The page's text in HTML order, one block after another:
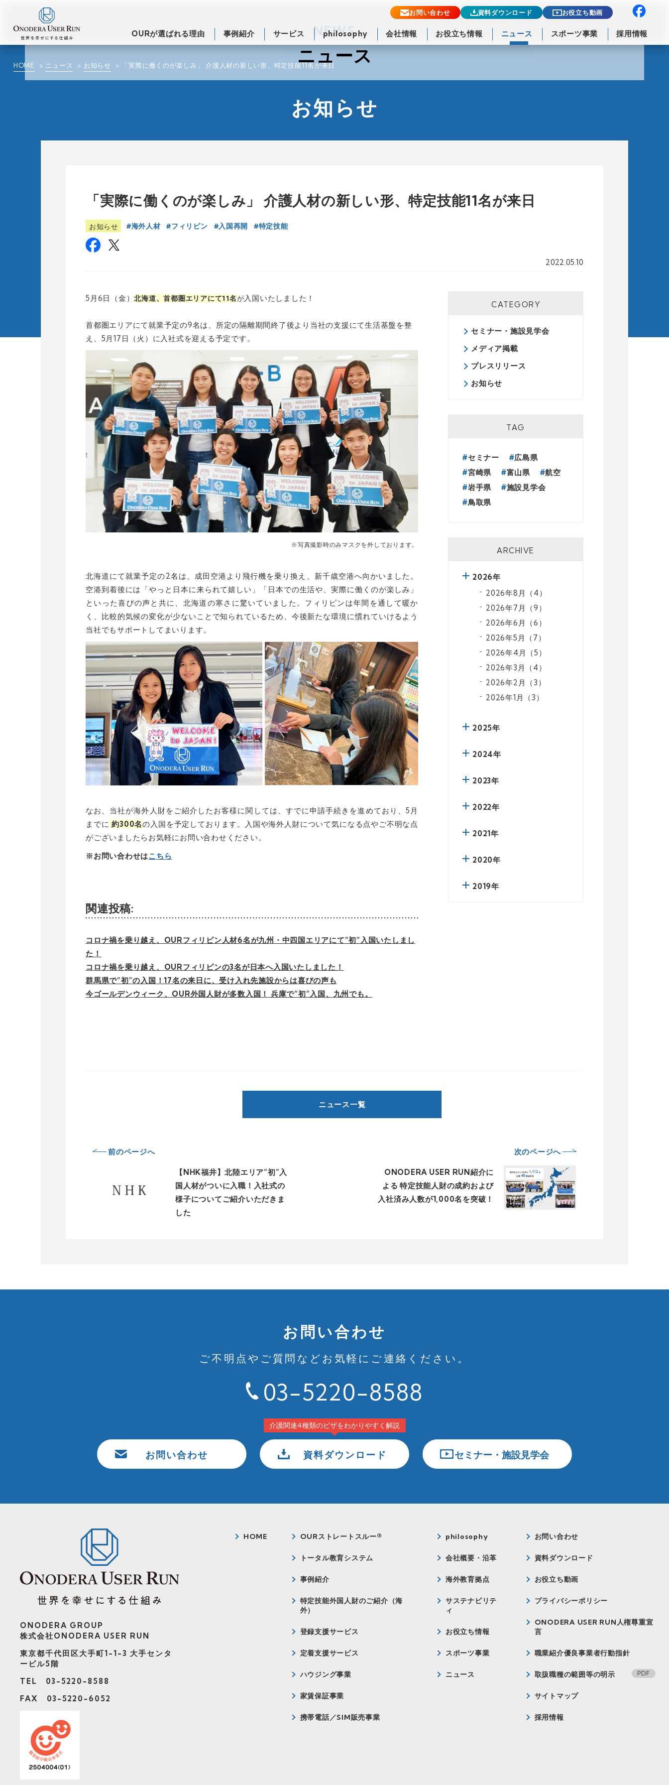
OURが選ばれる理由 事例紹介 サービス philosophy 会社情報 お役立ち情報 ニュース スポーツ事業 採用情報
お問い合わせ 資料ダウンロード お役立ち動画
NEWS
ニュース
HOME ニュース お知らせ 「実際に働くのが楽しみ」 介護人材の新しい形、特定技能11名が来日
お知らせ
「実際に働くのが楽しみ」 介護人材の新しい形、特定技能11名が来日
お知らせ 海外人材 フィリピン 入国再開 特定技能
2022.05.10
5月6日（金）北海道、首都圏エリアにて11名が入国いたしました！
首都圏エリアにて就業予定の9名は、所定の隔離期間終了後より当社の支援にて生活基盤を整
え、5月17日（火）に入社式を迎える予定です。
※写真撮影時のみマスクを外しております。
北海道にて就業予定の2名は、成田空港より飛行機を乗り換え、新千歳空港へ向かいました。
空港到着後には「やっと日本に来られて嬉しい」「日本での生活や、実際に働くのが楽しみ」
といった喜びの声と共に、北海道の寒さに驚いていました。フィリピンは年間を通して暖か
く、比較的気候の変化が少ないことで知られているため、今後新たな環境に慣れていけるよう
当社でもサポートしてまいります。
なお、当社が海外人財をご紹介したお客様に関しては、 すでに申請手続きを進めており、5月
までに 約300名の入国を予定しております。入国や海外人財について気になる点やご不明な点
がございましたら お気軽にお問い合わせください。
※お問い合わせはこちら
関連投稿:
コロナ禍を乗り越え、OURフィリピン人材6名が九州・中四国エリアにて”初”入国いたしまし
た！
コロナ禍を乗り越え、OURフィリピンの3名が日本へ入国いたしました！
群馬県で”初”の入国！17名の来日に、受け入れ先施設からは喜びの声も
今ゴールデンウィーク、OUR外国人財が多数入国！ 兵庫で“初”入国、九州でも。
CATEGORY
セミナー・施設見学会
メディア掲載
プレスリリース
お知らせ
TAG
セミナー
広島県
宮崎県
富山県
航空
岩手県
施設見学会
鳥取県
ARCHIVE
2026年
2026年8月（4）
2026年7月（9）
2026年6月（6）
2026年5月（7）
2026年4月（5）
2026年3月（4）
2026年2月（3）
2026年1月（3）
2025年
2024年
2023年
2022年
2021年
2020年
2019年
ニュース一覧
前のページへ
【NHK福井】北陸エリア”初”入
国人材がついに入職！入社式の
様子についてご紹介いただきま
した
次のページへ
ONODERA USER RUN紹介に
よる 特定技能人財の成約および
入社済み人数が1,000名を突破！
お問い合わせ
ご不明点やご質問など お気軽にご連絡ください。
03-5220-8588
お問い合わせ
介護関連4種類のビザをわかりやすく解説
資料ダウンロード セミナー・施設見学会
ONODERA GROUP
株式会社ONODERA USER RUN
東京都千代田区大手町1-1-3 大手センタ
ービル5階
TEL 03-5220-8588
FAX 03-5220-6052
HOME OURストレートスルー®
トータル教育システム
事例紹介
特定技能外国人財のご紹介（海
外）
登録支援サービス
定着支援サービス
ハウジング事業
家賃保証事業
携帯電話／SIM販売事業
philosophy
会社概要・沿革
海外教育拠点
サステナビリテ
ィ
お役立ち情報
スポーツ事業
ニュース
お問い合わせ
資料ダウンロード
お役立ち動画
プライバシーポリシー
ONODERA USER RUN人権尊重宣
言
職業紹介優良事業者行動指針
取扱職種の範囲等の明示
サイトマップ
採用情報